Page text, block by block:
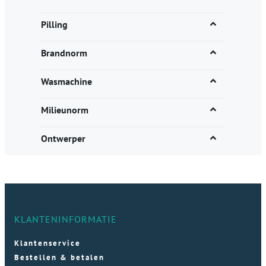
Pilling
Brandnorm
Wasmachine
Milieunorm
Ontwerper
KLANTENINFORMATIE
Klantenservice
Bestellen & betalen